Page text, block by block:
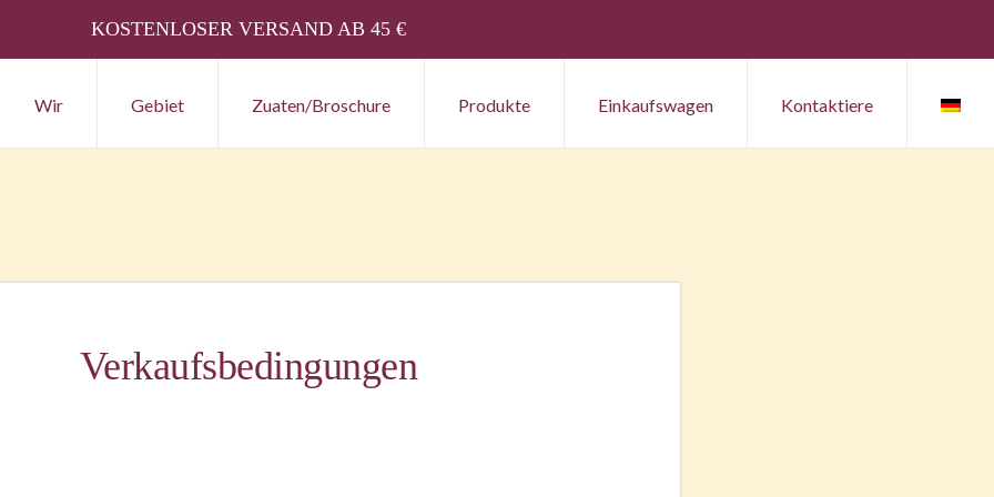
KOSTENLOSER VERSAND AB 45 €
Wir Gebiet Zuaten/Broschure Produkte Einkaufswagen Kontaktiere
Verkaufsbedingungen